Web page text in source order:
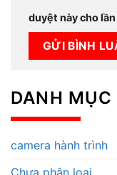
duyệt này cho
DANH MỤC
camera hành trình
Chưa phân loại